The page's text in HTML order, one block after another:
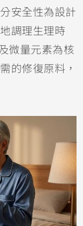
安全性為設計
調理生理時
微量元素為核
的修復原料，